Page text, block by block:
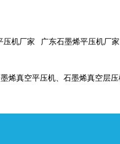
机厂家 广东石墨烯平压机厂家
烯真空平压机、石墨烯真空层压